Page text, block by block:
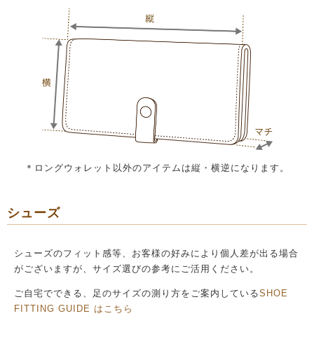
＊ロングウォレット以外のアイテムは縦・横逆になります。
シューズ
シューズのフィット感等、お客様の好みにより個人差が出る場合
がございますが、サイズ選びの参考にご活用ください。
ご自宅でできる、足のサイズの測り方をご案内しているSHOE
FITTING GUIDE はこちら